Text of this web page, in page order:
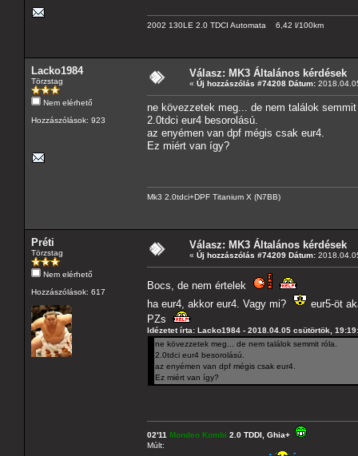
2002 130LE 2.0 TDCI Automata 6,42 l/100km
Lacko1984
Törzstag
Nem elérhető
Hozzászólások: 923
Válasz: MK3 Általános kérdések
« Új hozzászólás #74208 Dátum:
ne kövezzetek meg... de nem találok
2.0tdci eur4 besorolású.
az enyémen van dpf mégis csak eur4.
Ez miért van így?
Mk3 2.0tdci+DPF Titanium X (N7BB)
Préti
Törzstag
Nem elérhető
Hozzászólások: 617
Válasz: MK3 Általános kérdések
« Új hozzászólás #74209 Dátum:
Bocs, de nem értelek
ha eur4, akkor eur4. Vagy mi?
eur5-öt
PZs
Idézetet írta: Lacko1984 - 2018.04.05 csütörtök,
ne kövezzetek meg... de nem találok semmit róla.
2.0tdci eur4 besorolású.
az enyémen van dpf mégis csak eur4.
Ez miért van így?
02'11 Mondeo Kombi 2.0 TDDI, Ghia+
Múlt: